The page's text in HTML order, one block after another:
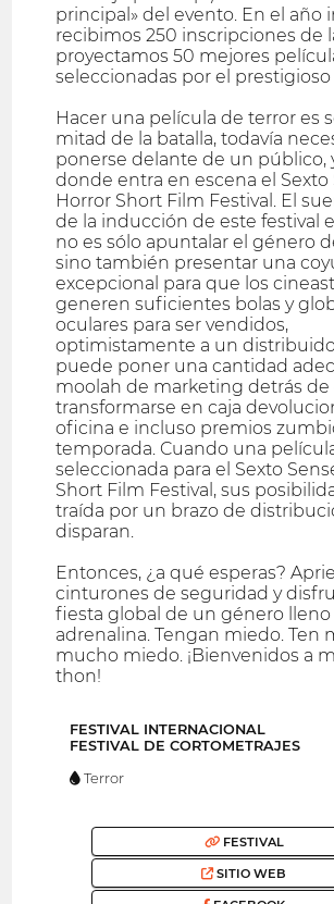
principal» del evento. En el año
recibimos 250 inscripciones de
proyectamos 50 mejores
seleccionadas por el
Hacer una película de terror es
mitad de la batalla, todavía
ponerse delante de un público,
donde entra en escena el Sexto
Horror Short Film Festival. El
de la inducción de este festival
no es sólo apuntalar el género
sino también presentar una
excepcional para que los
generen suficientes bolas y
oculares para ser vendidos,
optimistamente a un
puede poner una cantidad
moolah de marketing detrás de
transformarse en caja
oficina e incluso premios
temporada. Cuando una
seleccionada para el Sexto
Short Film Festival, sus
traída por un brazo de
disparan.
Entonces, ¿a qué esperas?
cinturones de seguridad y
fiesta global de un género lleno
adrenalina. Tengan miedo. Ten
mucho miedo. ¡Bienvenidos a
thon!
FESTIVAL INTERNACIONAL
FESTIVAL DE CORTOMETRAJES
Terror
FESTIVAL
SITIO WEB